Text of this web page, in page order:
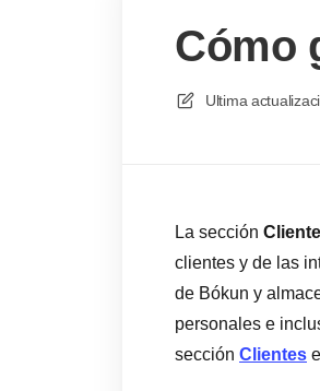
Cómo
Ultima
La sección
clientes y de las
de Bókun y
personales e
sección Clientes